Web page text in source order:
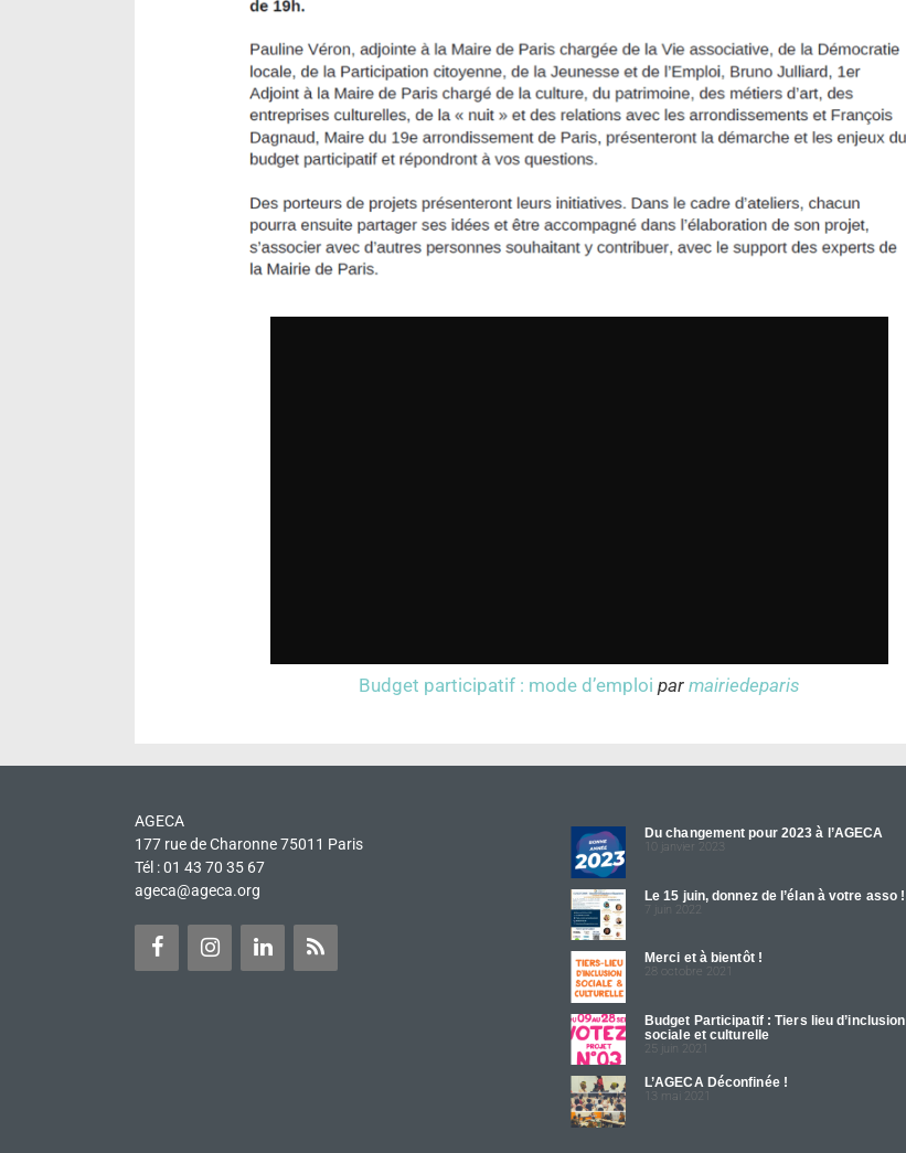
Budget participatif : mode d’emploi par mairiedeparis
AGECA
177 rue de Charonne 75011 Paris
Tél : 01 43 70 35 67
ageca@ageca.org
Du changement pour 2023 à l’AGECA
10 janvier 2023
Le 15 juin, donnez de l’élan à votre asso !
7 juin 2022
Merci et à bientôt !
28 octobre 2021
Budget Participatif : Tiers lieu d’inclusion
sociale et culturelle
25 juin 2021
L’AGECA Déconfinée !
13 mai 2021